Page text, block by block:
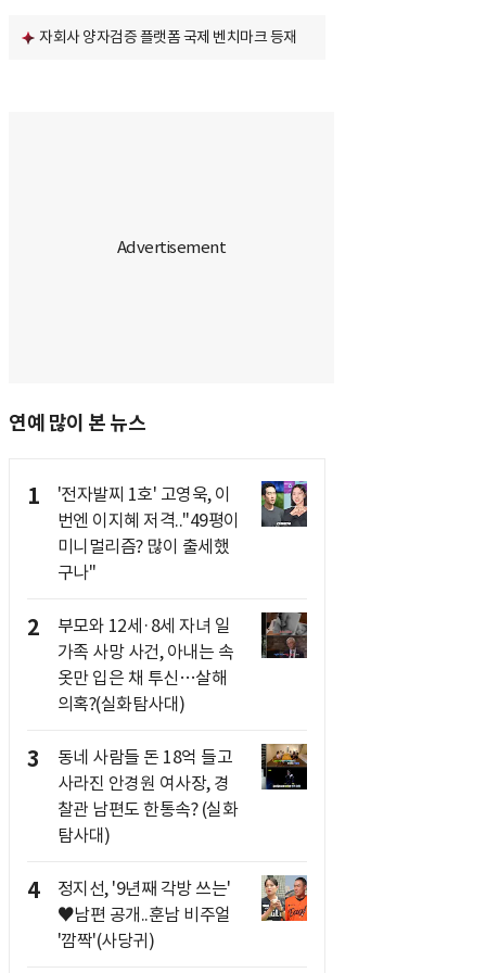
자회사 양자검증 플랫폼 국제 벤치마크 등재
연예 많이 본 뉴스
1
'전자발찌 1호' 고영욱, 이
번엔 이지혜 저격.."49평이
미니멀리즘? 많이 출세했
구나"
2
부모와 12세·8세 자녀 일
가족 사망 사건, 아내는 속
옷만 입은 채 투신…살해
의혹?(실화탐사대)
3
동네 사람들 돈 18억 들고
사라진 안경원 여사장, 경
찰관 남편도 한통속? (실화
탐사대)
4
정지선, '9년째 각방 쓰는'
♥남편 공개..훈남 비주얼
'깜짝'(사당귀)